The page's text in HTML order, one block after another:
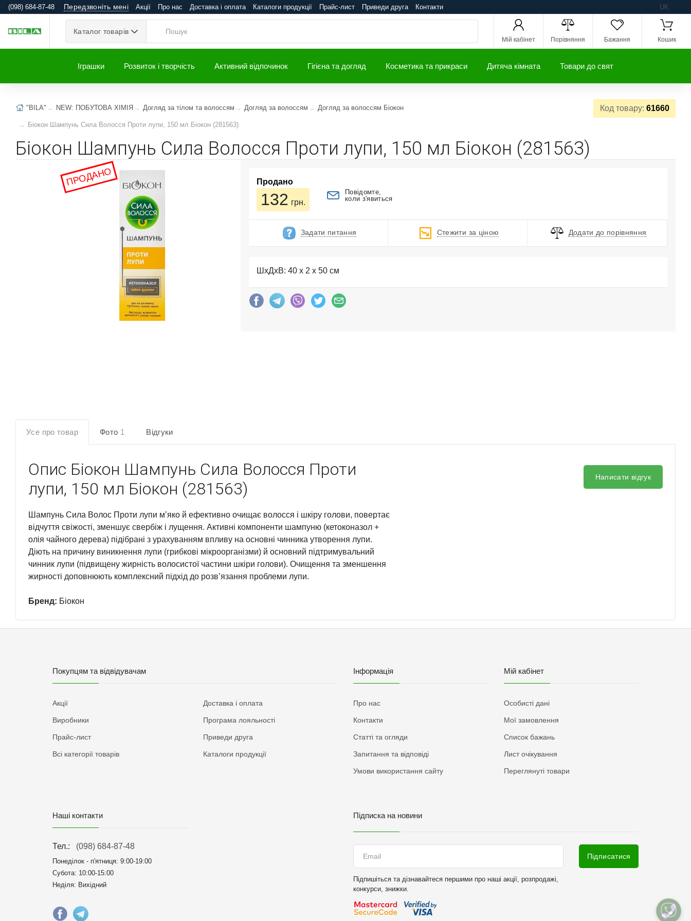
(098) 684-87-48 Передзвоніть мені Акції Про нас Доставка і оплата Каталоги продукції Прайс-лист Приведи друга Контакти UK
Каталог товарів
Мій кабінет Порівняння Бажання Кошик
Іграшки Розвиток і творчість Активний відпочинок Гігієна та догляд Косметика та прикраси Дитяча кімната Товари до свят
Код товару: 61660
"BILA" NEW: ПОБУТОВА ХІМІЯ Догляд за тілом та волоссям Догляд за волоссям Догляд за волоссям Біокон
Біокон Шампунь Сила Волосся Проти лупи, 150 мл Біокон (281563)
Біокон Шампунь Сила Волосся Проти лупи, 150 мл Біокон (281563)
ПРОДАНО Продано
132 грн.
Повідомте,
коли з'явиться
Задати питання Стежити за ціною Додати до порівняння
ШхДхВ: 40 x 2 x 50 см
Усе про товар Фото 1 Відгуки
Опис Біокон Шампунь Сила Волосся Проти
лупи, 150 мл Біокон (281563)
Шампунь Сила Волос Проти лупи мʼяко й ефективно очищає волосся і шкіру голови, повертає
відчуття свіжості, зменшує свербіж і лущення. Активні компоненти шампуню (кетоконазол +
олія чайного дерева) підібрані з урахуванням впливу на основні чинника утворення лупи.
Діють на причину виникнення лупи (грибкові мікроорганізми) й основний підтримувальний
чинник лупи (підвищену жирність волосистої частини шкіри голови). Очищення та зменшення
жирності доповнюють комплексний підхід до розвʼязання проблеми лупи.
Бренд: Біокон
Написати відгук
Покупцям та відвідувачам
Акції
Виробники
Прайс-лист
Всі категорії товарів
Доставка і оплата
Програма лояльності
Приведи друга
Каталоги продукції
Інформація
Про нас
Контакти
Статті та огляди
Запитання та відповіді
Умови використання сайту
Мій кабінет
Особисті дані
Мої замовлення
Список бажань
Лист очікування
Переглянуті товари
Наші контакти
Тел.: (098) 684-87-48
Понеділок - п'ятниця: 9:00-19:00
Субота: 10:00-15:00
Неділя: Вихідний
Підписка на новини
Підпишіться та дізнавайтеся першими про наші акції, розпродажі,
конкурси, знижки.
Підписатися